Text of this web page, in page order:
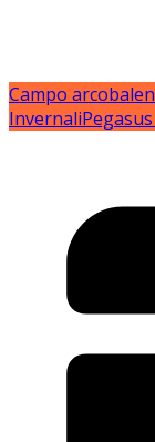
Campo
InvernaliPegasus